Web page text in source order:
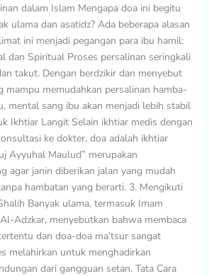
dalam Islam Mengapa doa ini begitu
ulama dan asatidz? Ada beberapa alasan
ini menjadi pegangan para ibu hamil:
dan Spiritual Proses persalinan seringkali
takut. Dengan berdzikir dan menyebut
mampu memudahkan persalinan hamba-
mental sang ibu akan menjadi lebih stabil
Ikhtiar Langit Selain ikhtiar medis dengan
ke dokter, doa adalah ikhtiar
Ayyuhal Maulud” merupakan
agar janin diberikan jalan yang mudah
hambatan yang berarti. 3. Mengikuti
Banyak ulama, termasuk Imam
Adzkar, menyebutkan bahwa membaca
dan doa-doa ma’tsur sangat
melahirkan untuk menghadirkan
dari gangguan setan. Tata Cara